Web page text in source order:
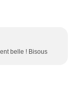
belle ! Bisous